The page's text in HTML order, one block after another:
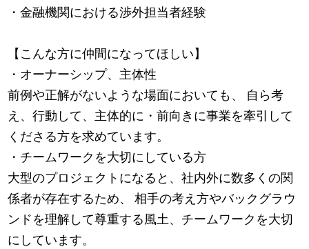
・金融機関における渉外担当者経験
【こんな方に仲間になってほしい】
・オーナーシップ、主体性
前例や正解がないような場面においても、 自ら考
え、行動して、主体的に・前向きに事業を牽引して
くださる方を求めています。
・チームワークを大切にしている方
大型のプロジェクトになると、社内外に数多くの関
係者が存在するため、 相手の考え方やバックグラウ
ンドを理解して尊重する風土、チームワークを大切
にしています。